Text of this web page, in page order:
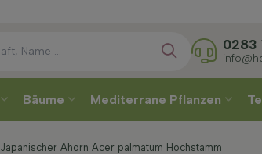
0283
Bäume Mediterrane Pflanzen
Japanischer Ahorn Acer palmatum Hochstamm